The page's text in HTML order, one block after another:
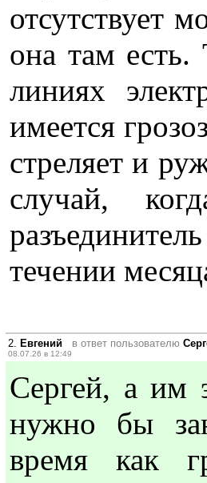
отсутствует
она там
линиях
имеется
стреляет и
случай,
течении
2. Евгений в ответ пользователю
08.07.26 в 12:49
Сергей, а им
нужно бы
время как